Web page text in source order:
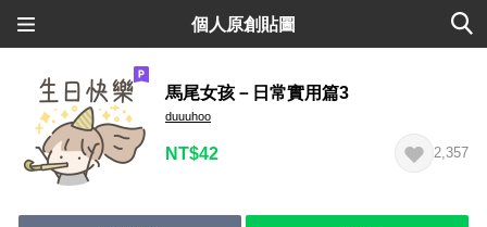
個人原創貼圖
馬尾女孩－日常實用篇3
duuuhoo
NT$42 2,357